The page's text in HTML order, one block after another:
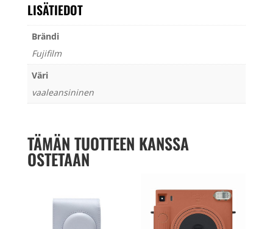
LISÄTIEDOT
Brändi
Fujifilm
Väri
vaaleansininen
TÄMÄN TUOTTEEN KANSSA
OSTETAAN